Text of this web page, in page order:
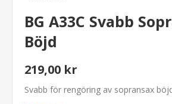
BG A33C Svabb
Böjd
219,00 kr
Svabb för rengöring av sopransax